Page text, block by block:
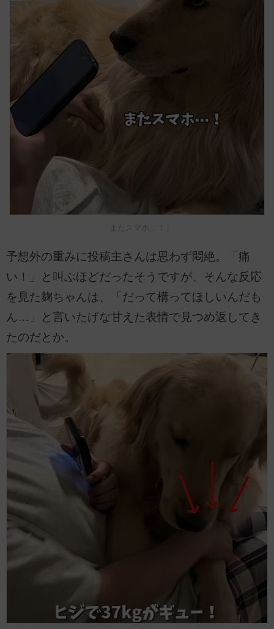
「またスマホ…！」
予想外の重みに投稿主さんは思わず悶絶。「痛
い！」と叫ぶほどだったそうですが、そんな反応
を見た麹ちゃんは、「だって構ってほしいんだも
ん…」と言いたげな甘えた表情で見つめ返してき
たのだとか。